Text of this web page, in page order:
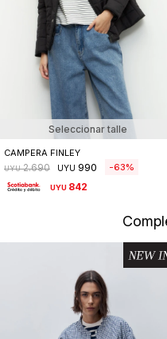
Seleccionar talle
CAMPERA FINLEY
UYU 2.690 UYU 990 63
UYU 842